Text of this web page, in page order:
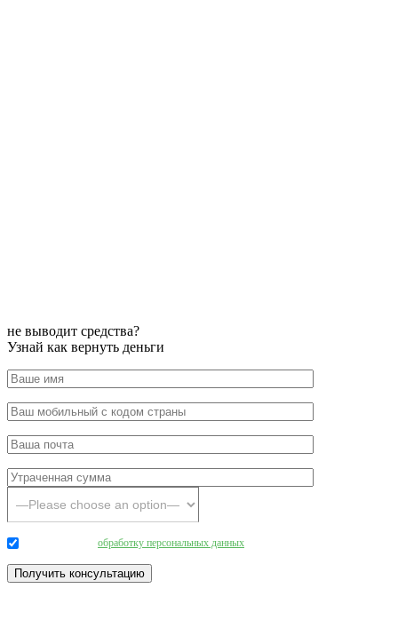
не выводит средства?
Узнай как вернуть деньги
обработку персональных данных